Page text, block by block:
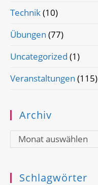
Technik(10)
Übungen (77)
Uncategorized (1)
Veranstaltungen (115)
Archiv
Archiv
Monat auswählen
Schlagwörter